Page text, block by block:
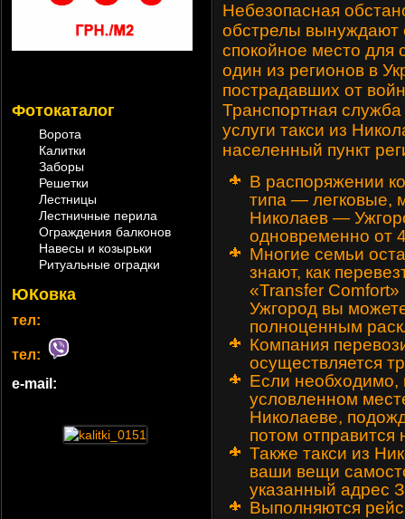
Фотокаталог
Ворота
Калитки
Заборы
Решетки
Лестницы
Лестничные перила
Ограждения балконов
Навесы и козырьки
Ритуальные оградки
ЮКовка
тел:
тел:
e-mail:
Небезопасная
обстрелы вынуждают
спокойное место для
один из регионов в
пострадавших от
Транспортная
услуги такси из
населенный пункт
В распоряжении
типа — легковые,
Николаев —
одновременно от
Многие семьи
знают, как
«Transfer
Ужгород вы
полноценным
Компания
осуществляется
Если необходимо,
условленном
Николаеве,
потом отправится
Также такси из
ваши вещи
указанный адрес
Выполняются